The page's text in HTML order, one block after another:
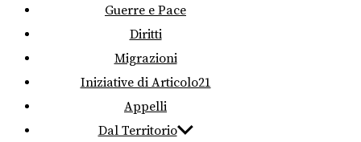
Guerre e Pace
Diritti
Migrazioni
Iniziative di Articolo21
Appelli
Dal Territorio